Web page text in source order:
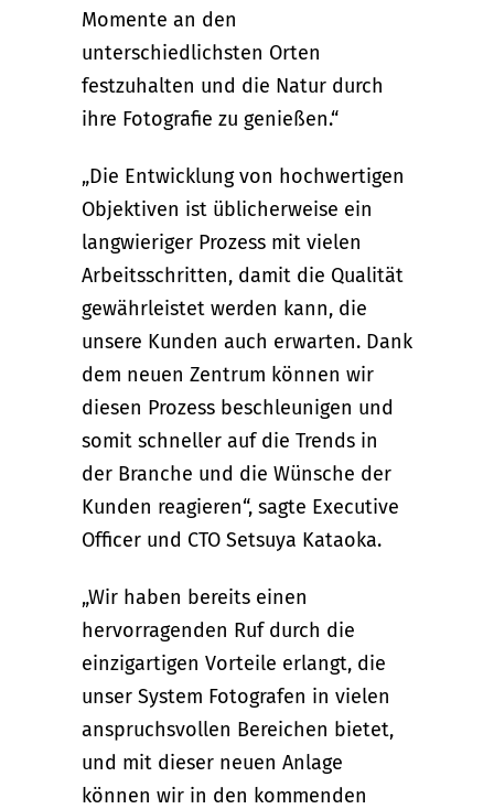
Momente an den
unterschiedlichsten Orten
festzuhalten und die Natur durch
ihre Fotografie zu genießen.“
„Die Entwicklung von hochwertigen
Objektiven ist üblicherweise ein
langwieriger Prozess mit vielen
Arbeitsschritten, damit die Qualität
gewährleistet werden kann, die
unsere Kunden auch erwarten. Dank
dem neuen Zentrum können wir
diesen Prozess beschleunigen und
somit schneller auf die Trends in
der Branche und die Wünsche der
Kunden reagieren“, sagte Executive
Officer und CTO Setsuya Kataoka.
„Wir haben bereits einen
hervorragenden Ruf durch die
einzigartigen Vorteile erlangt, die
unser System Fotografen in vielen
anspruchsvollen Bereichen bietet,
und mit dieser neuen Anlage
können wir in den kommenden